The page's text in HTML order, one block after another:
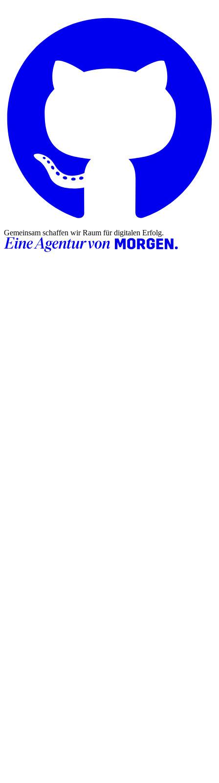
Gemeinsam schaffen wir Raum für digitalen Erfolg.